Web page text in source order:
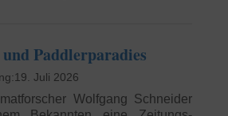
Paddlerparadies
19. Juli 2026
Wolfgang Schneider